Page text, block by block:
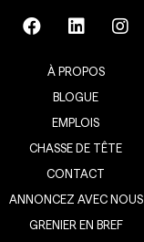
À PROPOS
BLOGUE
EMPLOIS
CHASSE DE TÊTE
CONTACT
ANNONCEZ AVEC NOUS
GRENIER EN BREF